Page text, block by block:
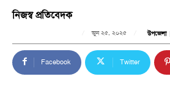
নিজস্ব প্রতিবেদক
জুন ২৫, ২০২৫ উপজেলা
Facebook Twitter